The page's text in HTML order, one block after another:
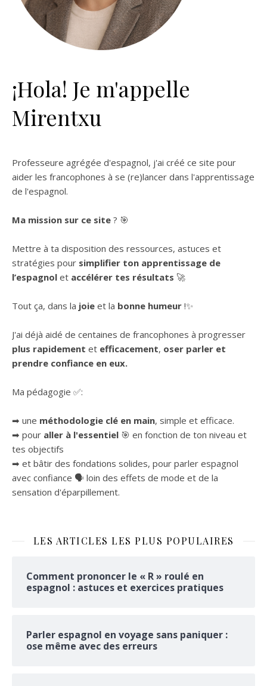
¡Hola! Je m'appelle
Mirentxu
Professeure agrégée d'espagnol, j'ai créé ce site pour
aider les francophones à se (re)lancer dans l'apprentissage
de l'espagnol.
Ma mission sur ce site ? 🎯
Mettre à ta disposition des ressources, astuces et
stratégies pour simplifier ton apprentissage de
l’espagnol et accélérer tes résultats 🚀
Tout ça, dans la joie et la bonne humeur !✨
J'ai déjà aidé de centaines de francophones à progresser
plus rapidement et efficacement, oser parler et
prendre confiance en eux.
Ma pédagogie ✅:
➡ une méthodologie clé en main, simple et efficace.
➡ pour aller à l'essentiel 🎯 en fonction de ton niveau et
tes objectifs
➡ et bâtir des fondations solides, pour parler espagnol
avec confiance 🗣 loin des effets de mode et de la
sensation d'éparpillement.
LES ARTICLES LES PLUS POPULAIRES
Comment prononcer le « R » roulé en
espagnol : astuces et exercices pratiques
Parler espagnol en voyage sans paniquer :
ose même avec des erreurs